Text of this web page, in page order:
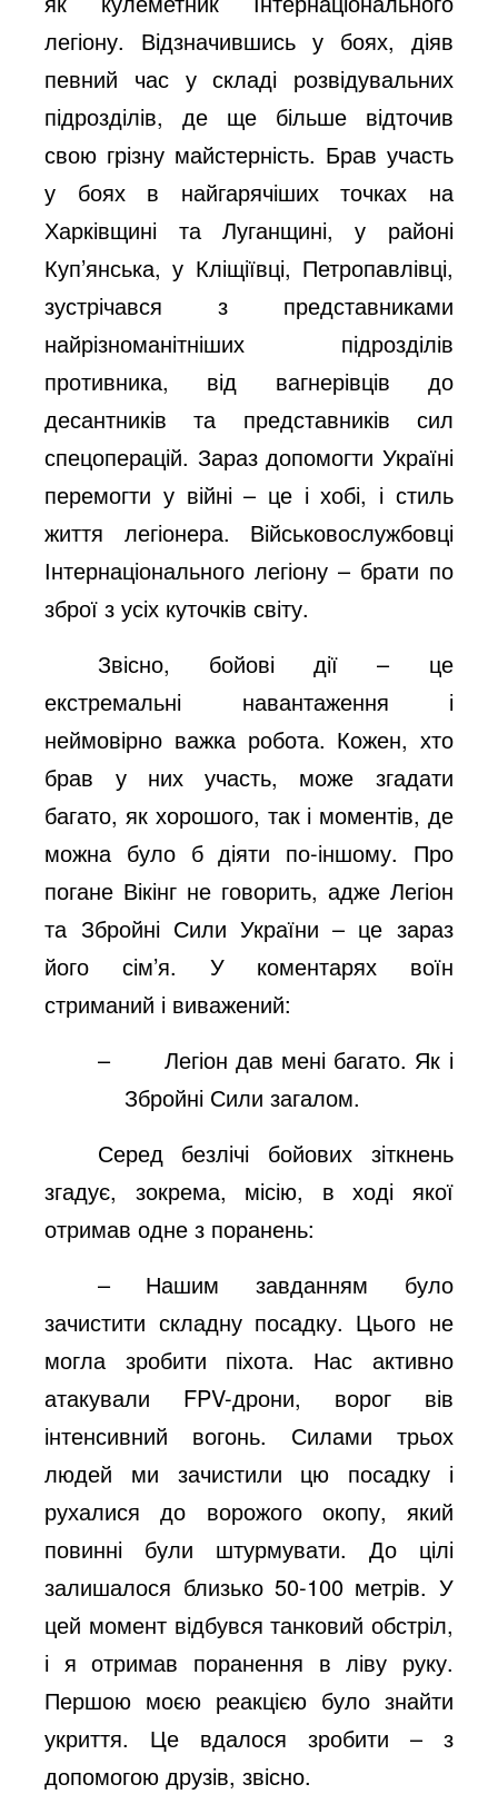
легіону. Відзначившись у боях, діяв
певний час у складі розвідувальних
підрозділів, де ще більше відточив
свою грізну майстерність. Брав участь
у боях в найгарячіших точках на
Харківщині та Луганщині, у районі
Куп’янська, у Кліщіївці, Петропавлівці,
зустрічався з представниками
найрізноманітніших підрозділів
противника, від вагнерівців до
десантників та представників сил
спецоперацій. Зараз допомогти Україні
перемогти у війні – це і хобі, і стиль
життя легіонера. Військовослужбовці
Інтернаціонального легіону – брати по
зброї з усіх куточків світу.
Звісно, бойові дії – це
екстремальні навантаження і
неймовірно важка робота. Кожен, хто
брав у них участь, може згадати
багато, як хорошого, так і моментів, де
можна було б діяти по-іншому. Про
погане Вікінг не говорить, адже Легіон
та Збройні Сили України – це зараз
його сім’я. У коментарях воїн
стриманий і виважений:
–
Легіон дав мені багато. Як і
Збройні Сили загалом.
Серед безлічі бойових зіткнень
згадує, зокрема, місію, в ході якої
отримав одне з поранень:
– Нашим завданням було
зачистити складну посадку. Цього не
могла зробити піхота. Нас активно
атакували FPV-дрони, ворог вів
інтенсивний вогонь. Силами трьох
людей ми зачистили цю посадку і
рухалися до ворожого окопу, який
повинні були штурмувати. До цілі
залишалося близько 50-100 метрів. У
цей момент відбувся танковий обстріл,
і я отримав поранення в ліву руку.
Першою моєю реакцією було знайти
укриття. Це вдалося зробити – з
допомогою друзів, звісно.